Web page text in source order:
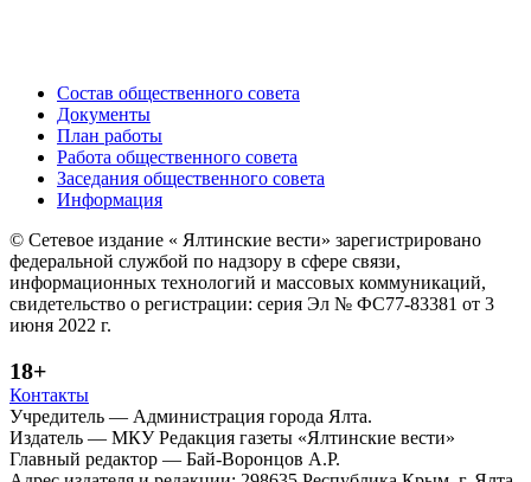
Состав общественного совета
Документы
План работы
Работа общественного совета
Заседания общественного совета
Информация
© Сетевое издание « Ялтинские вести» зарегистрировано
федеральной службой по надзору в сфере связи,
информационных технологий и массовых коммуникаций,
свидетельство о регистрации: серия Эл № ФС77-83381 от 3
июня 2022 г.
18+
Контакты
Учредитель — Администрация города Ялта.
Издатель — МКУ Редакция газеты «Ялтинские вести»
Главный редактор — Бай-Воронцов А.Р.